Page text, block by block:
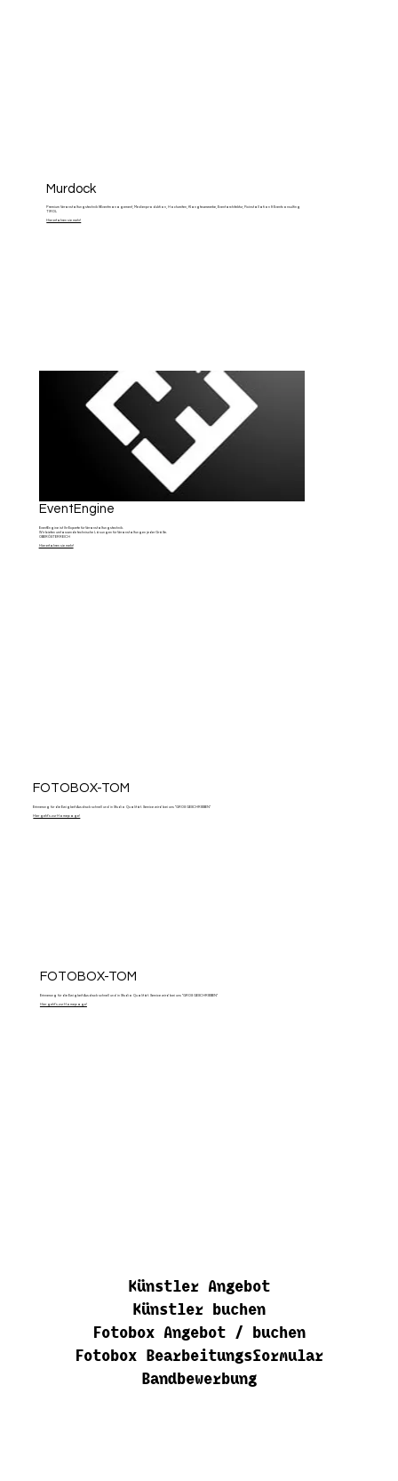
Murdock
Premium Veranstaltungstechnik &Eventmanagement, Medienproduktion, Hochzeiten, Klangfeuerwerke, Eventarchitektur, Fixinstallation & Eventconsulting
TIROL
Hier erfahren sie mehr!
EventEngine
EventEngine ist Ihr Experte für Veranstaltungstechnik.
Wir bieten umfassende technische Lösungen für Veranstaltungen jeder Größe.
OBERÖSTERREICH
Hier erfahren sie mehr!
FOTOBOX-TOM
Erinnerung für die Ewigkeit Ausdruck schnell und in Studio Qualität. Service wird bei uns "GROß GESCHRIEBEN"
Hier geht's zur Homepage!
FOTOBOX-TOM
Erinnerung für die Ewigkeit Ausdruck schnell und in Studio Qualität. Service wird bei uns "GROß GESCHRIEBEN"
Hier geht's zur Homepage!
Künstler Angebot
Künstler buchen
Fotobox Angebot / buchen
Fotobox Bearbeitungsformular
Bandbewerbung